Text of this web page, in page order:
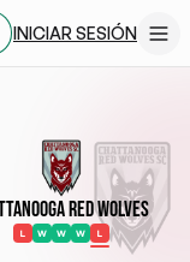
INICIAR SESIÓN
Red Wolves
L W W W L